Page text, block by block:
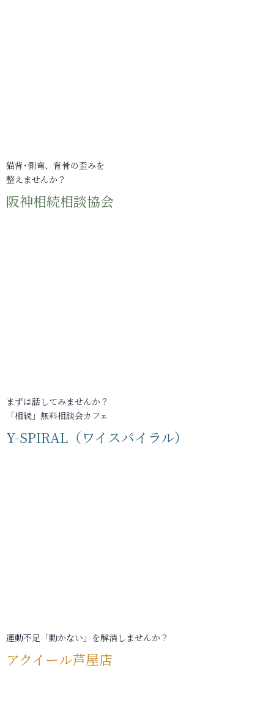
猫背･側弯、背骨の歪みを
整えませんか？
阪神相続相談協会
まずは話してみませんか？
「相続」無料相談会カフェ
Y-SPIRAL（ワイスパイラル）
運動不足「動かない」を解消しませんか？
アクイール芦屋店